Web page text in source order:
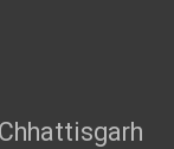
Chhattisgarh